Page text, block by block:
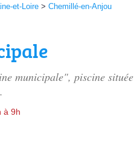
et-Loire > Chemillé-en-Anjou
municipale", piscine située
à 9h